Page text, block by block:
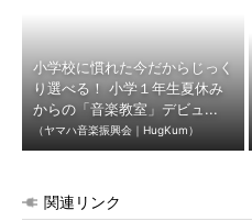
小学校に慣れた今だからじっく
り選べる！ 小学１年生夏休み
からの「音楽教室」デビュ...
（ヤマハ音楽振興会｜HugKum）
関連リンク